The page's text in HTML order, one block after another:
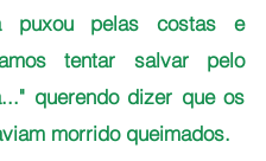
puxou pelas costas e
tentar salvar pelo
querendo dizer que os
morrido queimados.